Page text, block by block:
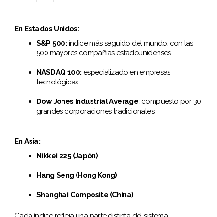
En Estados Unidos:
S&P 500: índice más seguido del mundo, con las
500 mayores compañías estadounidenses.
NASDAQ 100: especializado en empresas
tecnológicas.
Dow Jones Industrial Average: compuesto por 30
grandes corporaciones tradicionales.
En Asia:
Nikkei 225 (Japón)
Hang Seng (Hong Kong)
Shanghai Composite (China)